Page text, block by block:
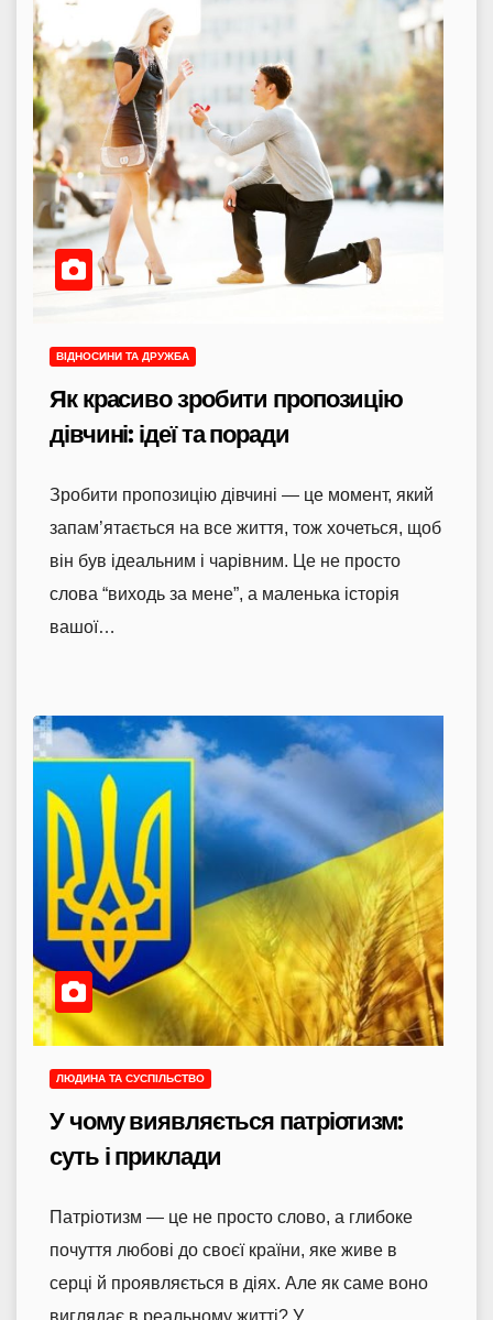
ВІДНОСИНИ ТА ДРУЖБА
Як красиво зробити пропозицію
дівчині: ідеї та поради
Зробити пропозицію дівчині — це момент, який
запам’ятається на все життя, тож хочеться, щоб
він був ідеальним і чарівним. Це не просто
слова “виходь за мене”, а маленька історія
вашої…
ЛЮДИНА ТА СУСПІЛЬСТВО
У чому виявляється патріотизм:
суть і приклади
Патріотизм — це не просто слово, а глибоке
почуття любові до своєї країни, яке живе в
серці й проявляється в діях. Але як саме воно
виглядає в реальному житті? У…